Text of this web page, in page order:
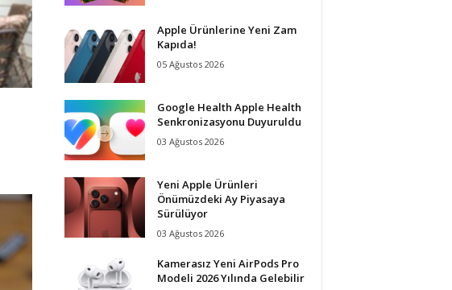
Apple Ürünlerine Yeni Zam
Kapıda!
05 Ağustos 2026
Google Health Apple Health
Senkronizasyonu Duyuruldu
03 Ağustos 2026
Yeni Apple Ürünleri
Önümüzdeki Ay Piyasaya
Sürülüyor
03 Ağustos 2026
Kamerasız Yeni AirPods Pro
Modeli 2026 Yılında Gelebilir